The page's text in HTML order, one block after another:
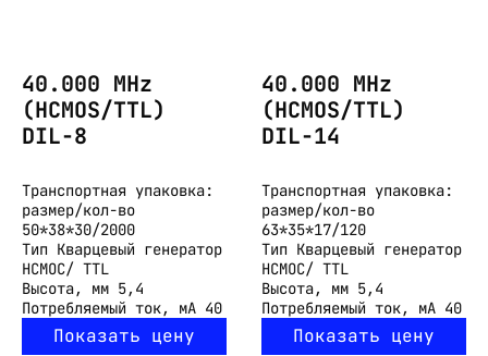
40.000 MHz
(HCMOS/TTL)
DIL-8
Транспортная упаковка:
размер/кол-во
50*38*30/2000
Тип Кварцевый генератор
HCMOC/ TTL
Высота, мм 5,4
Потребляемый ток, мА 40
Показать цену
40.000 MHz
(HCMOS/TTL)
DIL-14
Транспортная упаковка:
размер/кол-во
63*35*17/120
Тип Кварцевый генератор
HCMOC/ TTL
Высота, мм 5,4
Потребляемый ток, мА 40
Показать цену